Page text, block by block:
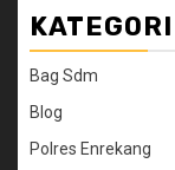
KATEGORI
Bag Sdm
Blog
Polres Enrekang